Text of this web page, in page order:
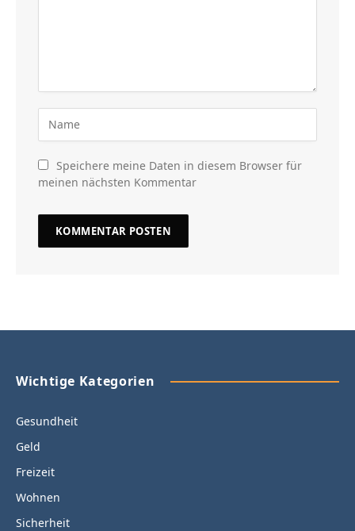
Speichere meine Daten in diesem Browser für
meinen nächsten Kommentar
Wichtige Kategorien
Gesundheit
Geld
Freizeit
Wohnen
Sicherheit